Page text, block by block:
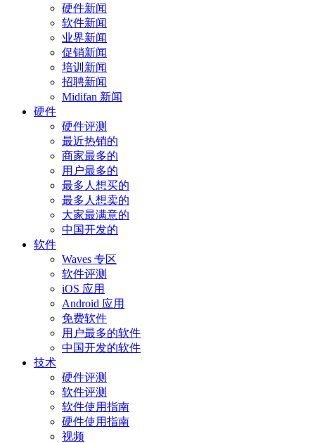
硬件新闻
软件新闻
业界新闻
促销新闻
培训新闻
招聘新闻
Midifan 新闻
硬件
硬件评测
最近热销的
商家最多的
用户最多的
最多人想买的
最多人想卖的
大家最满意的
中国开发的
软件
Waves 专区
软件评测
iOS 应用
Android 应用
免费软件
用户最多的软件
中国开发的软件
技术
硬件评测
软件评测
软件使用指南
硬件使用指南
视频